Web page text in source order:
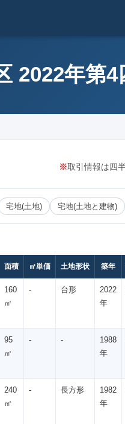
2022年第
※取引情報は四
宅地(土地) 宅地(土地と建物)
面積 ㎡単価 土地形状 築年
160
㎡
- 台形
2022
年
95
㎡
- -
1988
年
240
㎡
- 長方形
1982
年